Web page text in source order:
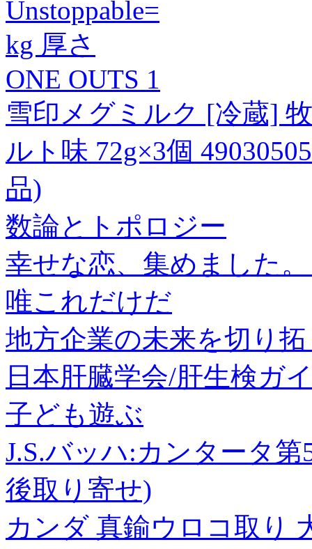
Unstoppable=
kg 厚さ
ONE OUTS 1
雪印メグミルク [冷蔵]
ルト味 72g×3個
品)
数論とトポロジー
幸せな恋、集めました
唯これだけだ
地方企業の未来を切り
日本肝臓学会/肝生検ガ
子ども遊ぶ
J.S.バッハ:カンタータ
後取り寄せ)
カンダ 真鍮ウロコ取り